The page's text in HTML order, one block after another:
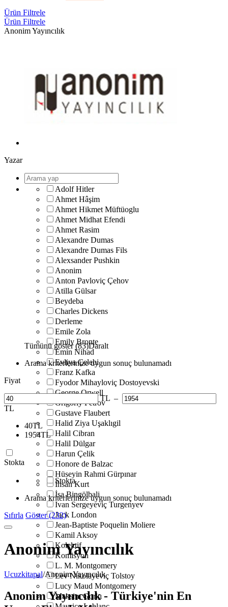
Ürün Filtrele
Ürün Filtrele
Anonim Yayıncılık
Yazar
Adolf Hitler
Ahmet Hâşim
Ahmet Hikmet Müftüoglu
Ahmet Midhat Efendi
Ahmet Rasim
Alexandre Dumas
Alexandre Dumas Fils
Alexsander Pushkin
Anonim
Anton Pavloviç Çehov
Atilla Gülsar
Beydeba
Charles Dickens
Derleme
Emile Zola
Emily Bronte
Emin Nihad
Evliya Çelebi
Franz Kafka
Fyodor Mihayloviç Dostoyevski
George Orwell
Grigoriy Petrov
Gustave Flaubert
Halid Ziya Uşaklıgil
Halil Cibran
Halil Dülgar
Harun Çelik
Honore de Balzac
Hüseyin Rahmi Gürpınar
İhsan Kurt
İsa Bingölbali
Ivan Sergeyeviç Turgenyev
Jack London
Jean-Baptiste Poquelin Moliere
Kamil Aksoy
Kolektif
Komisyon
L. M. Montgomery
Lev Nikolayeviç Tolstoy
Lucy Maud Montgomery
Maksim Gorkı
Tümünü göster (83)Daralt
Arama kriterlerinize uygun sonuç bulunamadı
Fiyat
TL –
TL
40TL
1954TL
Stokta
Stokta
Arama kriterlerinize uygun sonuç bulunamadı
Sıfırla Göster (232)
Anonim Yayıncılık
Ucuzkitapal/Anonim Yayıncılık
Anonim Yayıncılık - Türkiye'nin En